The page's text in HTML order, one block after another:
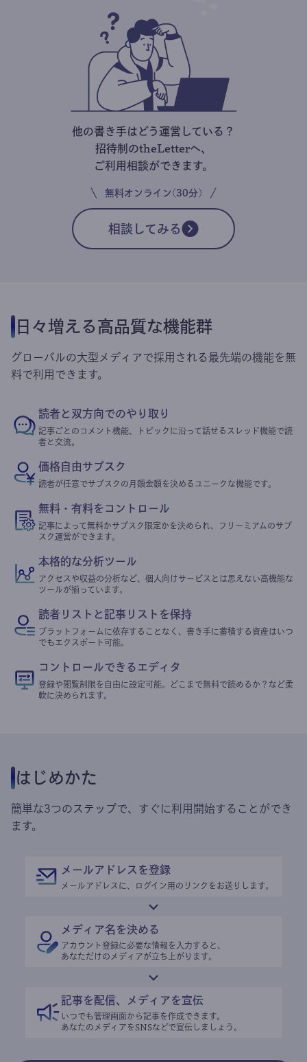
他の書き手はどう運営している？
招待制のtheLetterへ、
ご利用相談ができます。
無料オンライン(30分)
相談してみる
日々増える高品質な機能群
グローバルの大型メディアで採用される最先端の機能を無
料で利用できます。
読者と双方向でのやり取り
記事ごとのコメント機能、トピックに沿って話せるスレッド機能で読
者と交流。
価格自由サブスク
読者が任意でサブスクの月額金額を決めるユニークな機能です。
無料・有料をコントロール
記事によって無料かサブスク限定かを決められ、フリーミアムのサブ
スク運営ができます。
本格的な分析ツール
アクセスや収益の分析など、個人向けサービスとは思えない高機能な
ツールが揃っています。
読者リストと記事リストを保持
プラットフォームに依存することなく、書き手に蓄積する資産はいつ
でもエクスポート可能。
コントロールできるエディタ
登録や閲覧制限を自由に設定可能。どこまで無料で読めるか？など柔
軟に決められます。
はじめかた
簡単な3つのステップで、すぐに利用開始することができ
ます。
メールアドレスを登録
メールアドレスに、ログイン用のリンクをお送りします。
メディア名を決める
アカウント登録に必要な情報を入力すると、
あなただけのメディアが立ち上がります。
記事を配信、メディアを宣伝
いつでも管理画面から記事を作成できます。
あなたのメディアをSNSなどで宣伝しましょう。